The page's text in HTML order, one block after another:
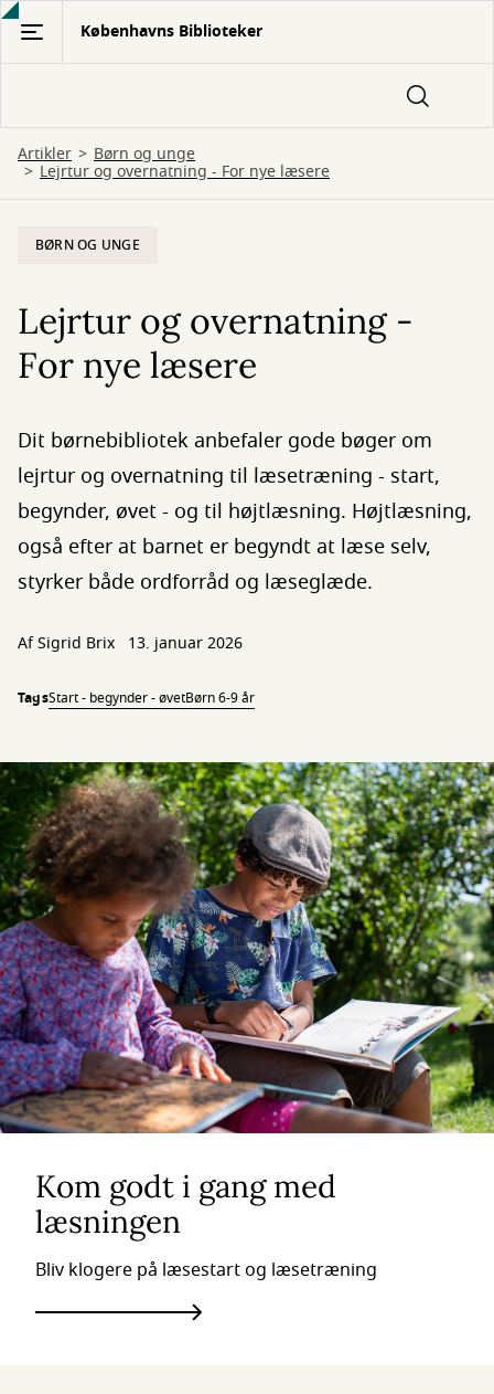
Gå
hovedindhold
Københavns Biblioteker
Artikler Børn og unge
Lejrtur og overnatning - For nye læsere
BØRN OG UNGE
Lejrtur og overnatning -
For nye læsere
Dit børnebibliotek anbefaler gode bøger om
lejrtur og overnatning til læsetræning - start,
begynder, øvet - og til højtlæsning. Højtlæsning,
også efter at barnet er begyndt at læse selv,
styrker både ordforråd og læseglæde.
Af Sigrid Brix 13. januar 2026
TagsStart - begynder - øvetBørn 6-9 år
Kom godt i gang med
læsningen
Bliv klogere på læsestart og læsetræning